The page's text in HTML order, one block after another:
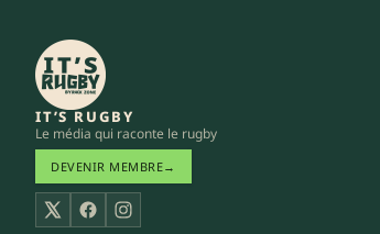
IT’S RUGBY
Le média qui raconte le rugby
DEVENIR MEMBRE→
X FacebookInstagram